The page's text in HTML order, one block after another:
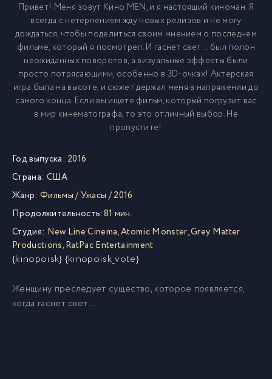
Привет! Меня зовут Кино MEN, и я настоящий киноман. Я
всегда с нетерпением жду новых релизов и не могу
дождаться, чтобы поделиться своим мнением о последнем
фильме, который я посмотрел. И гаснет свет… был полон
неожиданных поворотов, а визуальные эффекты были
просто потрясающими, особенно в 3D-очках! Актерская
игра была на высоте, и сюжет держал меня в напряжении до
самого конца. Если вы ищете фильм, который погрузит вас
в мир кинематографа, то это отличный выбор. Не
пропустите!
Год выпуска: 2016
Страна: США
Жанр: Фильмы/Ужасы /2016
Продолжительность:81 мин.
Студия: New Line Cinema,Atomic Monster,Grey Matter
Productions,RatPac Entertainment
{kinopoisk} {kinopoisk_vote}
Женщину преследует существо, которое появляется,
когда гаснет свет…